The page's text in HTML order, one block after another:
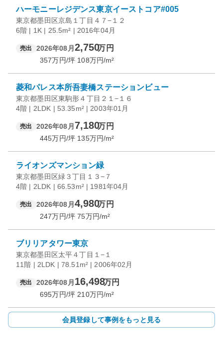
ハーモニーレジデンス東京イーストコア#005
東京都墨田区京島１丁目４７−１２
6階 | 1K | 25.5m² | 2016年04月
売出 2026年08月 2,750万円
357万円/坪 108万円/m²
菱和パレス本所吾妻橋ステーションビュー
東京都墨田区東駒形４丁目２１−１６
4階 | 2LDK | 53.35m² | 2003年01月
売出 2026年08月 7,180万円
445万円/坪 135万円/m²
ライオンズマンション緑
東京都墨田区緑３丁目１３−７
4階 | 2LDK | 66.53m² | 1981年04月
売出 2026年08月 4,980万円
247万円/坪 75万円/m²
ブリリアタワー東京
東京都墨田区太平４丁目１−１
11階 | 2LDK | 78.51m² | 2006年02月
売出 2026年08月 16,498万円
695万円/坪 210万円/m²
会員登録して事例をもっと見る